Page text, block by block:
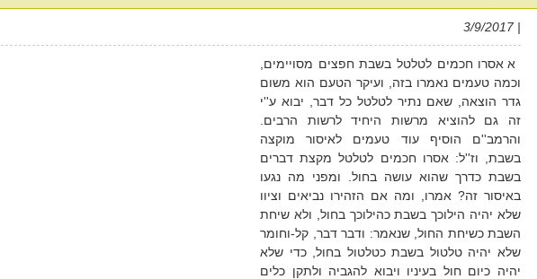
| 3/9/2017
א אסרו חכמים לטלטל בשבת חפצים מסויימים,
וכמה טעמים נאמרו בזה, ועיקר הטעם הוא משום
גדר הוצאה, שאם נתיר לטלטל כל דבר, יבוא ע''י
זה גם להוציא מרשות היחיד לרשות הרבים.
והרמב''ם הוסיף עוד טעמים לאיסור מוקצה
בשבת, וז''ל: אסרו חכמים לטלטל מקצת דברים
בשבת כדרך שהוא עושה בחול. ומפני מה נגעו
באיסור זה? אמרו, ומה אם הזהירו נביאים וציוו
שלא יהיה הילוכך בשבת כהילוכך בחול, ולא שיחת
השבת כשיחת החול, שנאמר: ודבר דבר, קל-וחומר
שלא יהיה טלטול בשבת כטלטול בחול, כדי שלא
יהיה כיום חול בעיניו ויבוא להגביה ולתקן כלים